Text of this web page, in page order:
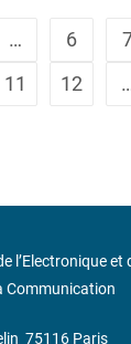
… 6
11 12
l’Electronique
Communication
75116 Paris